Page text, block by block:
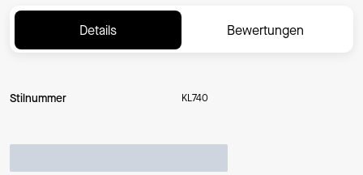
Details Bewertungen
Stilnummer KL740